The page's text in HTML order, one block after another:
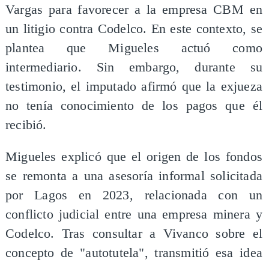
Vargas para favorecer a la empresa CBM en
un litigio contra Codelco. En este contexto, se
plantea que Migueles actuó como
intermediario. Sin embargo, durante su
testimonio, el imputado afirmó que la exjueza
no tenía conocimiento de los pagos que él
recibió.
Migueles explicó que el origen de los fondos
se remonta a una asesoría informal solicitada
por Lagos en 2023, relacionada con un
conflicto judicial entre una empresa minera y
Codelco. Tras consultar a Vivanco sobre el
concepto de "autotutela", transmitió esa idea